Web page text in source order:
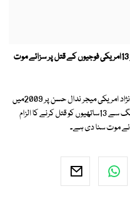
امریکی فوج کے مسلمان میجر ندال حسن کو 13امریکی فوجیوں کے قتل پر سزائے موت
غیر ملکی خبر رساں ادارے کے مطابق عرب نژاد امریکی میجر ندال حسن پر 2009میں
امریکی شہر فورٹ ہڈ کے فوجی مرکز میں فائرنگ سے 13ساتھیوں کو قتل کرنے کا الزام
موت سنا دی ہے۔